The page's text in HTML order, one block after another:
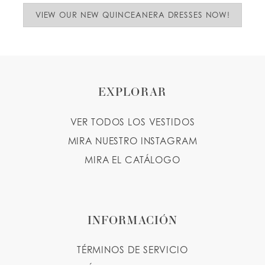
VIEW OUR NEW QUINCEANERA DRESSES NOW!
EXPLORAR
VER TODOS LOS VESTIDOS
MIRA NUESTRO INSTAGRAM
MIRA EL CATÁLOGO
INFORMACIÓN
TÉRMINOS DE SERVICIO